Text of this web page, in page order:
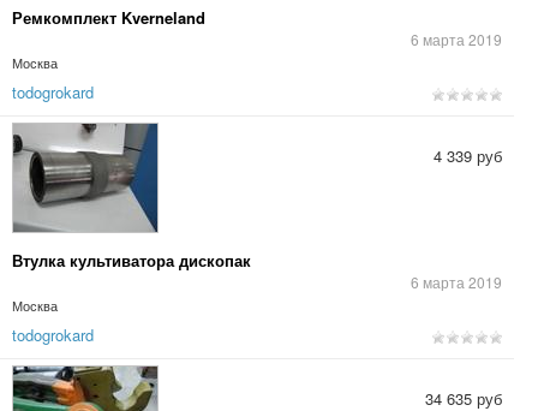
Ремкомплект Kverneland
6 марта 2019
Москва
todogrokard
Втулка культиватора дископак
6 марта 2019
Москва
4 339 руб
todogrokard
34 635 руб